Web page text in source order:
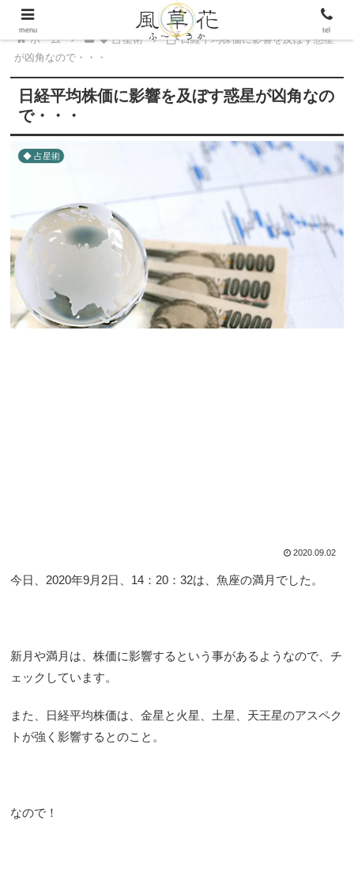
ホーム ◆ 占星術
日経平均株価に影響を及ぼす惑星
が凶角なので・・・
日経平均株価に影響を及ぼす惑星が凶角なの
で・・・
◆ 占星術
2020.09.02
今日、2020年9月2日、14：20：32は、魚座の満月でした。
新月や満月は、株価に影響するという事があるようなので、チ
ェックしています。
また、日経平均株価は、金星と火星、土星、天王星のアスペク
トが強く影響するとのこと。
なので！
menu tel